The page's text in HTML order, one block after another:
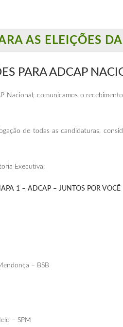
AS ELEIÇÕES
PARA ADCAP
Nacional, comunicamos o
de todas as candidaturas,
Executiva:
1 – ADCAP – JUNTOS POR VOCÊ
– BSB
– SPM